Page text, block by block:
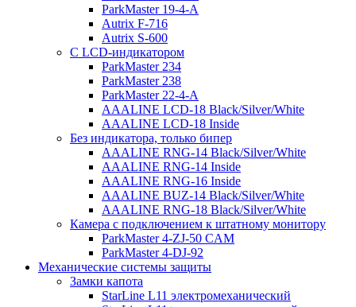
ParkMaster 19-4-A
Autrix F-716
Autrix S-600
С LCD-индикатором
ParkMaster 234
ParkMaster 238
ParkMaster 22-4-A
AAALINE LCD-18 Black/Silver/White
AAALINE LCD-18 Inside
Без индикатора, только бипер
AAALINE RNG-14 Black/Silver/White
AAALINE RNG-14 Inside
AAALINE RNG-16 Inside
AAALINE BUZ-14 Black/Silver/White
AAALINE RNG-18 Black/Silver/White
Камера с подключением к штатному монитору
ParkMaster 4-ZJ-50 CAM
ParkMaster 4-DJ-92
Механические системы защиты
Замки капота
StarLine L11 электромеханический